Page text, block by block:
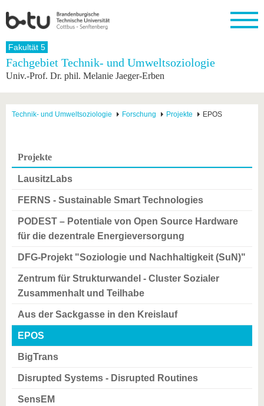
Startseite
Universität
Struktur
Engagement
Partnerschaften
Forschung
Forschung
Wissenschaftlicher
Nachwuchs
Studium
Vor dem
Nach
International
Profil
Ausland
internationale
Studierende
Kontakt
Weiterbildung
Wissenschaftliche
Fachkräfte
Innovative
kennen
Werte
Fakultät 5
Fachgebiet Technik- und Umweltsoziologie
Univ.-Prof. Dr. phil. Melanie Jaeger-Erben
Technik- und Umweltsoziologie Forschung Projekte EPOS
Projekte
LausitzLabs
FERNS - Sustainable Smart Technologies
PODEST – Potentiale von Open Source Hardware
für die dezentrale Energieversorgung
DFG-Projekt "Soziologie und Nachhaltigkeit (SuN)"
Zentrum für Strukturwandel - Cluster Sozialer
Zusammenhalt und Teilhabe
Aus der Sackgasse in den Kreislauf
EPOS
BigTrans
Disrupted Systems - Disrupted Routines
SensEM